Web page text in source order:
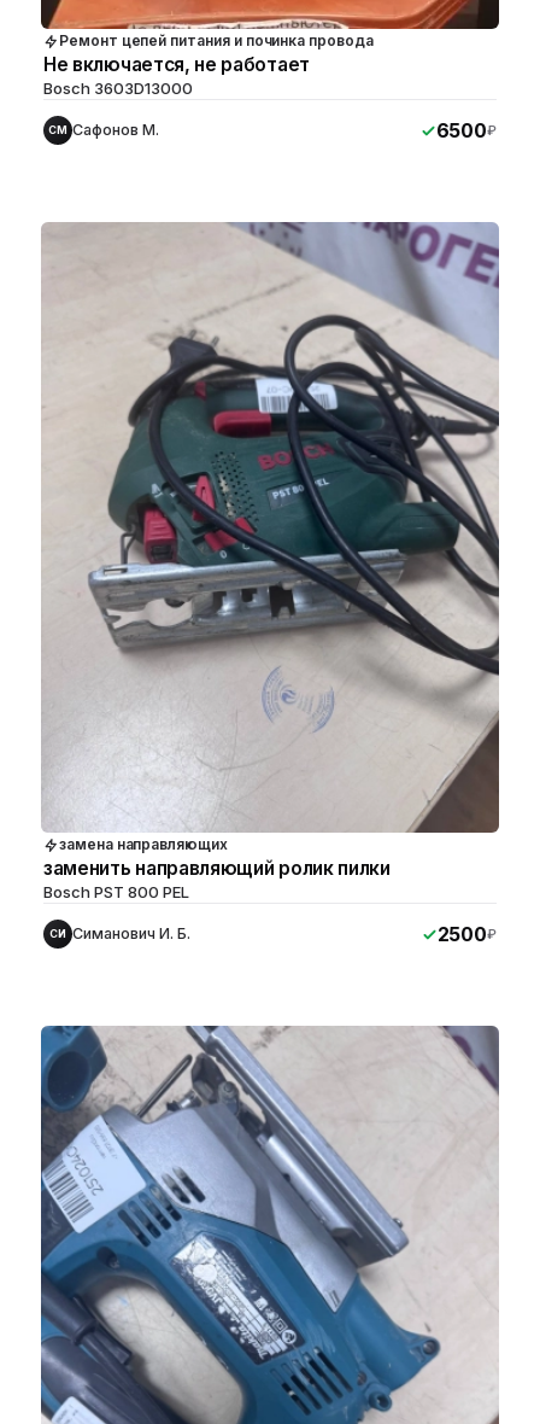
Ремонт цепей питания и починка провода
Не включается, не работает
Bosch 3603D13000
СМ Сафонов М. 6500₽
замена направляющих
заменить направляющий ролик пилки
Bosch PST 800 PEL
СИ Симанович И. Б. 2500₽